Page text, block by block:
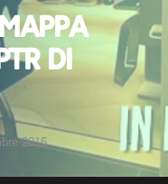
di
2016